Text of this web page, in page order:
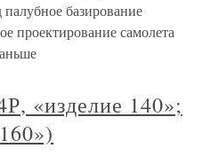
базирование
самолета
«изделие 140»;